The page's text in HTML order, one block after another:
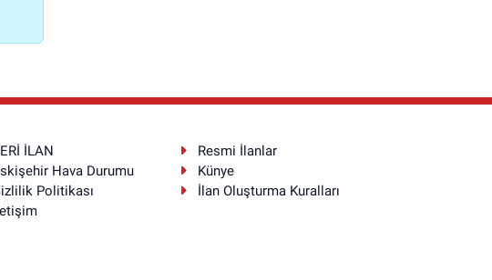
İLAN
Resmi İlanlar
Hava Durumu
Künye
Politikası
İlan Oluşturma Kuralları